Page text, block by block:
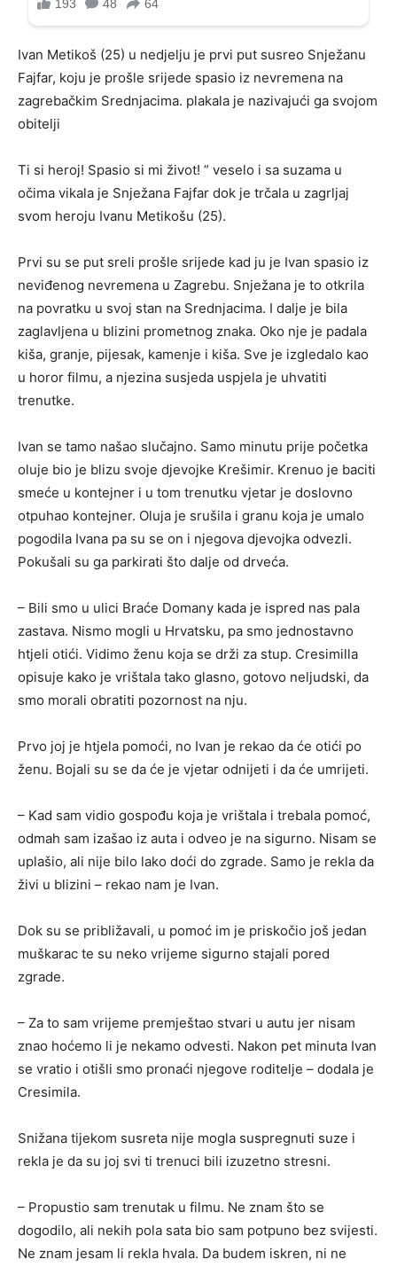
Ivan Metikoš (25) u nedjelju je prvi put susreo Snježanu
Fajfar, koju je prošle srijede spasio iz nevremena na
zagrebačkim Srednjacima. plakala je nazivajući ga svojom
obitelji
Ti si heroj! Spasio si mi život! ” veselo i sa suzama u
očima vikala je Snježana Fajfar dok je trčala u zagrljaj
svom heroju Ivanu Metikošu (25).
Prvi su se put sreli prošle srijede kad ju je Ivan spasio iz
neviđenog nevremena u Zagrebu. Snježana je to otkrila
na povratku u svoj stan na Srednjacima. I dalje je bila
zaglavljena u blizini prometnog znaka. Oko nje je padala
kiša, granje, pijesak, kamenje i kiša. Sve je izgledalo kao
u horor filmu, a njezina susjeda uspjela je uhvatiti
trenutke.
Ivan se tamo našao slučajno. Samo minutu prije početka
oluje bio je blizu svoje djevojke Krešimir. Krenuo je baciti
smeće u kontejner i u tom trenutku vjetar je doslovno
otpuhao kontejner. Oluja je srušila i granu koja je umalo
pogodila Ivana pa su se on i njegova djevojka odvezli.
Pokušali su ga parkirati što dalje od drveća.
– Bili smo u ulici Braće Domany kada je ispred nas pala
zastava. Nismo mogli u Hrvatsku, pa smo jednostavno
htjeli otići. Vidimo ženu koja se drži za stup. Cresimilla
opisuje kako je vrištala tako glasno, gotovo neljudski, da
smo morali obratiti pozornost na nju.
Prvo joj je htjela pomoći, no Ivan je rekao da će otići po
ženu. Bojali su se da će je vjetar odnijeti i da će umrijeti.
– Kad sam vidio gospođu koja je vrištala i trebala pomoć,
odmah sam izašao iz auta i odveo je na sigurno. Nisam se
uplašio, ali nije bilo lako doći do zgrade. Samo je rekla da
živi u blizini – rekao nam je Ivan.
Dok su se približavali, u pomoć im je priskočio još jedan
muškarac te su neko vrijeme sigurno stajali pored
zgrade.
– Za to sam vrijeme premještao stvari u autu jer nisam
znao hoćemo li je nekamo odvesti. Nakon pet minuta Ivan
se vratio i otišli smo pronaći njegove roditelje – dodala je
Cresimila.
Snižana tijekom susreta nije mogla suspregnuti suze i
rekla je da su joj svi ti trenuci bili izuzetno stresni.
– Propustio sam trenutak u filmu. Ne znam što se
dogodilo, ali nekih pola sata bio sam potpuno bez svijesti.
Ne znam jesam li rekla hvala. Da budem iskren, ni ne